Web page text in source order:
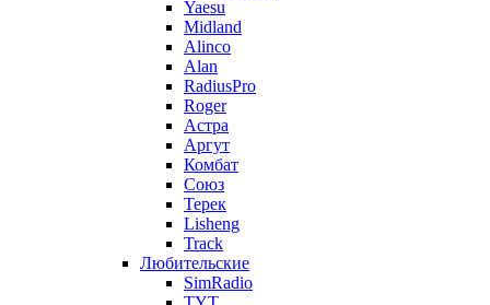
Yaesu
Midland
Alinco
Alan
RadiusPro
Roger
Астра
Аргут
Комбат
Союз
Терек
Lisheng
Track
Любительские
SimRadio